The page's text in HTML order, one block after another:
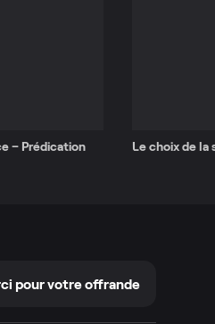
– Prédication Le choix de la
pour votre offrande